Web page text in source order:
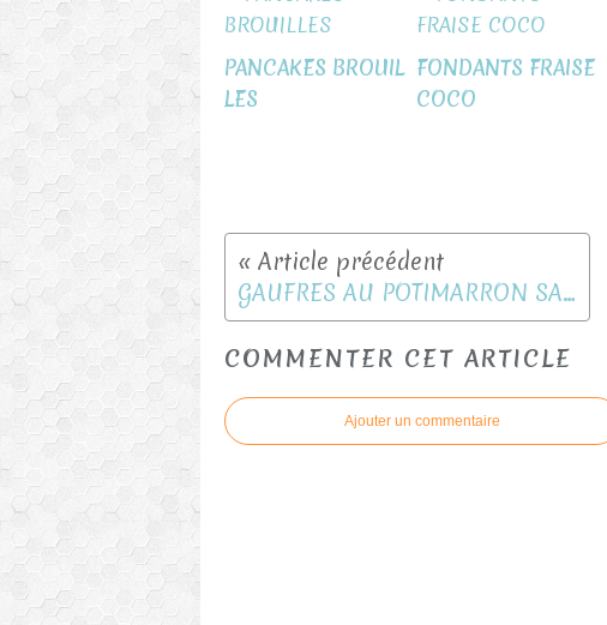
PANCAKES BROUIL
LES
FONDANTS FRAISE
COCO
GAUFRES AU POTIMARRON SAUCE CIBOULETTE
COMMENTER CET ARTICLE
Ajouter un commentaire